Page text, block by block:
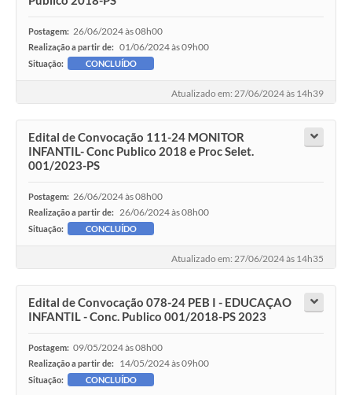
Diário Oficial
Coleta Seletiva
Galeria de Fotos
Galeria de Vídeos
Contas Públicas
Legislação
Serviços Online
Postagem: 26/06/2024 às 08h00
Realização a partir de: 01/06/2024 às 09h00
Situação: CONCLUÍDO
Atualizado em: 27/06/2024 às 14h39
Edital de Convocação 111-24 MONITOR
INFANTIL- Conc Publico 2018 e Proc Selet.
001/2023-PS
Postagem: 26/06/2024 às 08h00
Realização a partir de: 26/06/2024 às 08h00
Situação: CONCLUÍDO
Atualizado em: 27/06/2024 às 14h35
Edital de Convocação 078-24 PEB I - EDUCAÇAO
INFANTIL - Conc. Publico 001/2018-PS 2023
Postagem: 09/05/2024 às 08h00
Realização a partir de: 14/05/2024 às 09h00
Situação: CONCLUÍDO